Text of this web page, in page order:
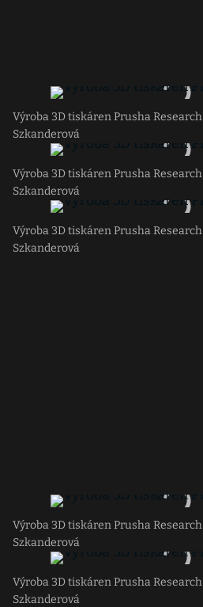
Výroba 3D tiskáren Prusha Research
Szkanderová
Výroba 3D tiskáren Prusha Research
Szkanderová
Výroba 3D tiskáren Prusha Research
Szkanderová
Výroba 3D tiskáren Prusha Research
Szkanderová
Výroba 3D tiskáren Prusha Research
Szkanderová